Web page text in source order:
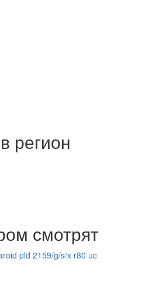
регион
смотрят
pld 2159/g/s/x r80 uc